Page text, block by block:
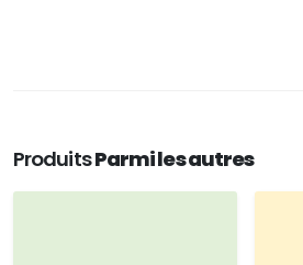
ProduitsParmi les autres